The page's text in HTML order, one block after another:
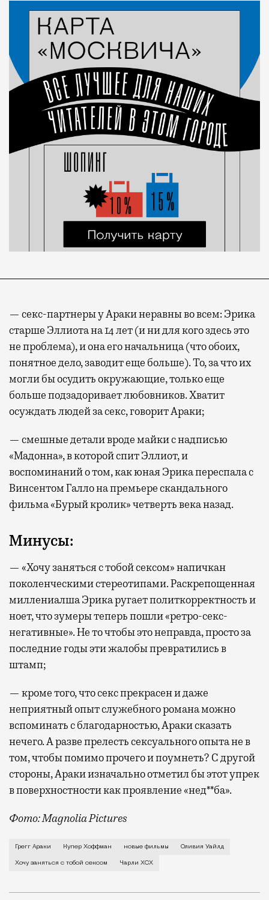
— секс-партнеры у Араки неравны во всем: Эрика
старше Эллиота на 14 лет (и ни для кого здесь это
не проблема), и она его начальница (что обоих,
понятное дело, заводит еще больше). То, за что их
могли бы осудить окружающие, только еще
больше подзадоривает любовников. Хватит
осуждать людей за секс, говорит Араки;
— смешные детали вроде майки с надписью
«Мадонна», в которой спит Эллиот, и
воспоминаний о том, как юная Эрика переспала с
Винсентом Галло на премьере скандального
фильма «Бурый кролик» четверть века назад.
Минусы:
— «Хочу заняться с тобой сексом» напичкан
поколенческими стереотипами. Раскрепощенная
миллениалша Эрика ругает политкорректность и
ноет, что зумеры теперь пошли «ретро-секс-
негативные». Не то чтобы это неправда, просто за
последние годы эти жалобы превратились в
штамп;
— кроме того, что секс прекрасен и даже
неприятный опыт служебного романа можно
вспоминать с благодарностью, Араки сказать
нечего. А разве прелесть сексуального опыта не в
том, чтобы помимо прочего и поумнеть? С другой
стороны, Араки изначально отметил бы этот упрек
в поверхностности как проявление «нед**ба».
Фото: Magnolia Pictures
В первой же сцене своего нового фильма Грегг
Грегг Араки Купер Хоффман новые фильмы Оливия Уайлд
Хочу заняться с тобой сексом Чарли XCX